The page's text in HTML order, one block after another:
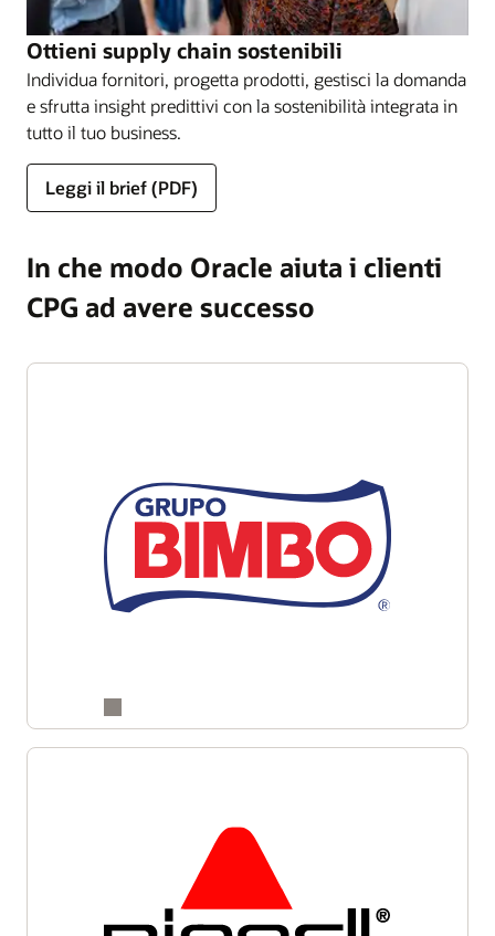
Ottieni supply chain sostenibili
Individua fornitori, progetta prodotti, gestisci la domanda
e sfrutta insight predittivi con la sostenibilità integrata in
tutto il tuo business.
Leggi il brief (PDF)
In che modo Oracle aiuta i clienti
CPG ad avere successo